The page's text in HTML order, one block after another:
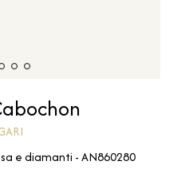
e diamanti - AN860280